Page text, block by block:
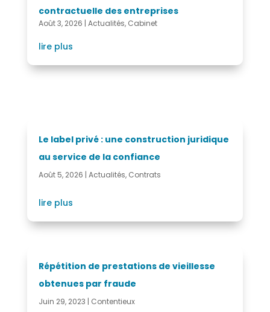
contractuelle des entreprises
Août 3, 2026 | Actualités, Cabinet
lire plus
Le label privé : une construction juridique
au service de la confiance
Août 5, 2026 | Actualités, Contrats
lire plus
Répétition de prestations de vieillesse
obtenues par fraude
Juin 29, 2023 | Contentieux